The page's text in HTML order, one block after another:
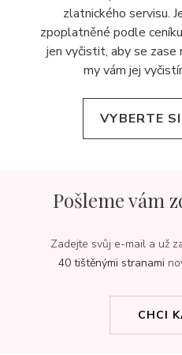
zlatnického servisu.
zpoplatněné podle
jen vyčistit, aby se
my vám jej
VYBERTE
Pošleme vám
Zadejte svůj e-mail a už
40 tištěnými stranami
CHCI